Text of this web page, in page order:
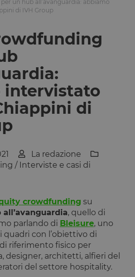
un hub all’avanguardia: abbiamo
di IVH Group
intervistato
di
La redazione
/ Interviste e casi di
crowdfunding su
all’avanguardia, quello di
parlando di Bleisure, uno
quadri con l’obiettivo di
riferimento fisico per
designer, architetti, alfieri del
del settore hospitality.